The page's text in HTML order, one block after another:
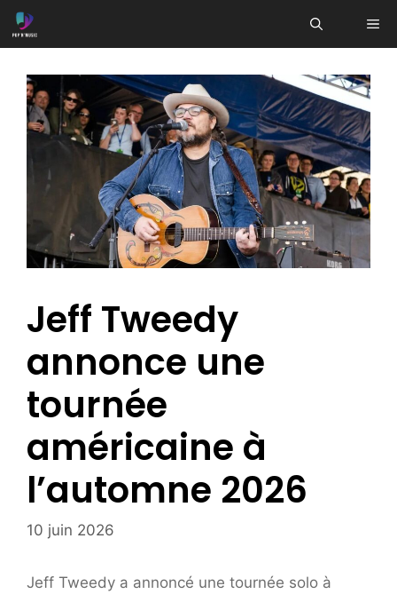
Aller
au
Jeff Tweedy
annonce une
tournée
américaine à
l’automne 2026
10 juin 2026
Jeff Tweedy a annoncé une tournée solo à